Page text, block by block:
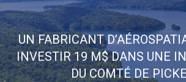
UN FABRICANT
INVESTIR 19 M$ DANS UNE
DU COMTÉ DE